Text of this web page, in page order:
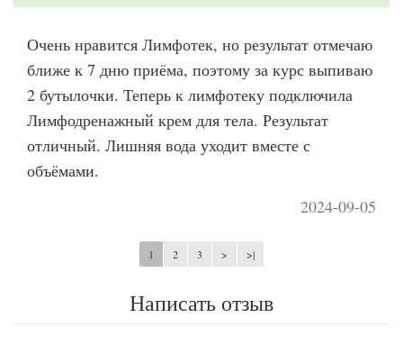
Очень нравится Лимфотек, но результат отмечаю
ближе к 7 дню приёма, поэтому за курс выпиваю
2 бутылочки. Теперь к лимфотеку подключила
Лимфодренажный крем для тела. Результат
отличный. Лишняя вода уходит вместе с
объёмами.
2024-09-05
1 2 3 > >|
Написать отзыв